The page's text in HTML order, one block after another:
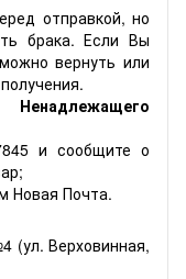
отправкой, но
брака. Если Вы
вернуть или
и сообщите о
Новая Почта.
(ул. Верховинная,